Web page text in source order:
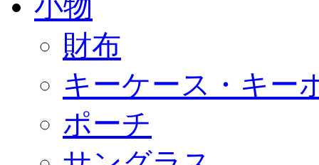
財布
キーケース・キー
ポーチ